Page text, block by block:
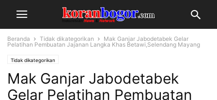
Beranda Tidak dikategorikan
Mak Ganjar Jabodetabek Gelar
Pelatihan Pembuatan Jajanan Langka Khas Betawi,Selendang Mayang
Tidak dikategorikan
Mak Ganjar Jabodetabek
Gelar Pelatihan Pembuatan